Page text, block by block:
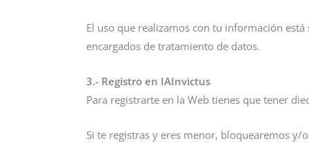
El uso que realizamos con tu información
encargados de tratamiento de datos.
3.- Registro en IAInvictus
Para registrarte en la Web tienes que tener
Si te registras y eres menor, bloquearemos